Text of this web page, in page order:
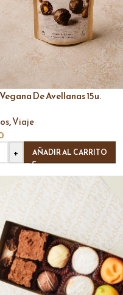
De Avellanas 15u.
,Viaje
+ AÑADIR AL CARRITO